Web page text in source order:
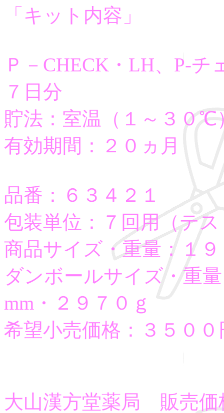
「キット内容」
Ｐ－CHECK・LH、P-チ
７日分
貯法：室温（１～３０℃
有効期間：２０ヵ月
品番：６３４２１
包装単位：７回用（テ
商品サイズ・重量：１
ダンボールサイズ・重
mm・２９７０ｇ
希望小売価格：３５０
大山漢方堂薬局 販売価